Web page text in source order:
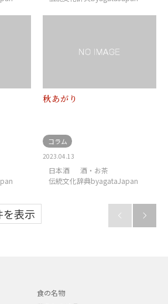
秋あがり
コラム
2023.04.13
日本酒
酒・お茶
伝統文化辞典byagataJapan
を表示  
食の名物